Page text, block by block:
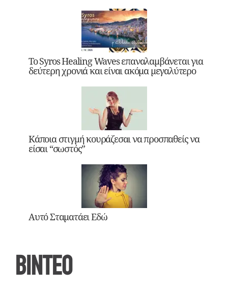
Το Syros Healing Waves επαναλαμβάνεται για
δεύτερη χρονιά και είναι ακόμα μεγαλύτερο
Κάποια στιγμή κουράζεσαι να προσπαθείς να
είσαι “σωστός”
Αυτό Σταματάει Εδώ
ΒΙΝΤΕΟ